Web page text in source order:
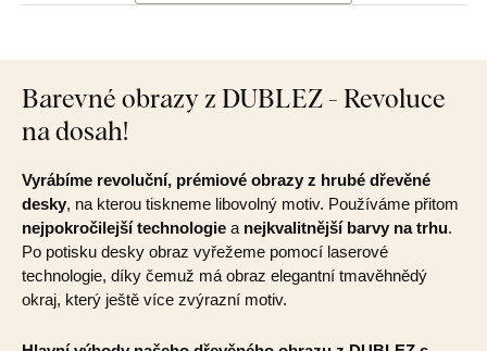
Barevné obrazy z DUBLEZ - Revoluce
na dosah!
Vyrábíme revoluční, prémiové obrazy z hrubé dřevěné
desky, na kterou tiskneme libovolný motiv. Používáme přitom
nejpokročilejší technologie a nejkvalitnější barvy na trhu.
Po potisku desky obraz vyřežeme pomocí laserové
technologie, díky čemuž má obraz elegantní tmavěhnědý
okraj, který ještě více zvýrazní motiv.